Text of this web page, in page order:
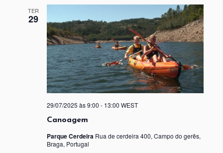
TER
29
Canoagem
29/07/2025 às 9:00 - 13:00 WEST
Parque Cerdeira Rua de cerdeira 400, Campo do gerês,
Braga, Portugal